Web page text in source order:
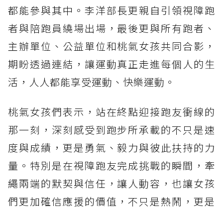
都能參與其中。李洋部長更親自引領視障跑
者與陪跑員繞場出場，最後更與所有跑者、
主辦單位、公益單位和桃氣女孩共同合影，
期盼透過連結，讓運動真正走進每個人的生
活，人人都能享受運動、快樂運動。
桃氣女孩們表示，站在終點迎接跑友衝線的
那一刻，深刻感受到跑步所承載的不只是速
度與成績，更是勇氣、毅力與彼此扶持的力
量。特別是在視障跑友完成挑戰的瞬間，牽
繩兩端的默契與信任，讓人動容，也讓女孩
們更加確信應援的價值，不只是熱鬧，更是